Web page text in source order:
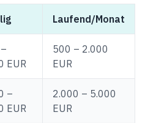
Laufend/Monat
EUR
500 – 2.000
EUR
–
EUR
2.000 – 5.000
EUR